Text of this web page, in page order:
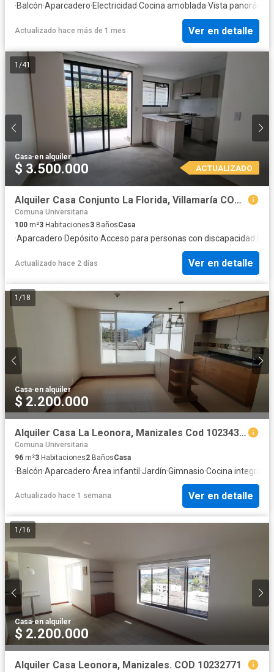
·Balcón·Aparcadero·Electricidad·Cocina amoblada·Vista
Actualizado hace más de 1 mes Ver en detalle
1 /41
Casa·en alquiler
$ 3.500.000 ACTUALIZADO
Alquiler Casa Conjunto La Florida, Villamaría COD.10235599
Comuna Universitaria
100 m²3 Habitaciones3 BañosCasa
·Aparcadero·Depósito·Acceso para personas con discapacidad·
Actualizado hace 2 días Ver en detalle
1 /18
Casa·en alquiler
$ 2.200.000
Alquiler Casa La Leonora, Manizales Cod 10234338
Comuna Universitaria
96 m²3 Habitaciones2 BañosCasa
·Balcón·Aparcadero·Área infantil·Jardín·Gimnasio·Cocina integral
Actualizado hace 1 semana Ver en detalle
1 /16
Casa·en alquiler
$ 2.200.000
Alquiler Casa Leonora, Manizales. COD 10232771